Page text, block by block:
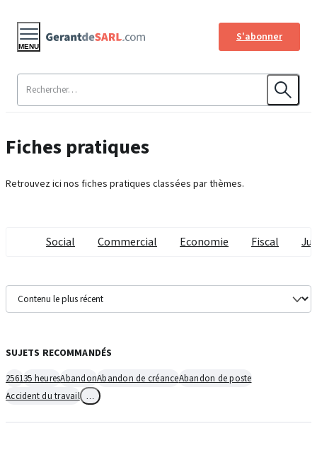
S'abonner
MENU
Fiches pratiques
Retrouvez ici nos fiches pratiques classées par thèmes.
Social Commercial Economie Fiscal
SUJETS RECOMMANDÉS
256135 heuresAbandonAbandon de créanceAbandon de poste
Accident du travail